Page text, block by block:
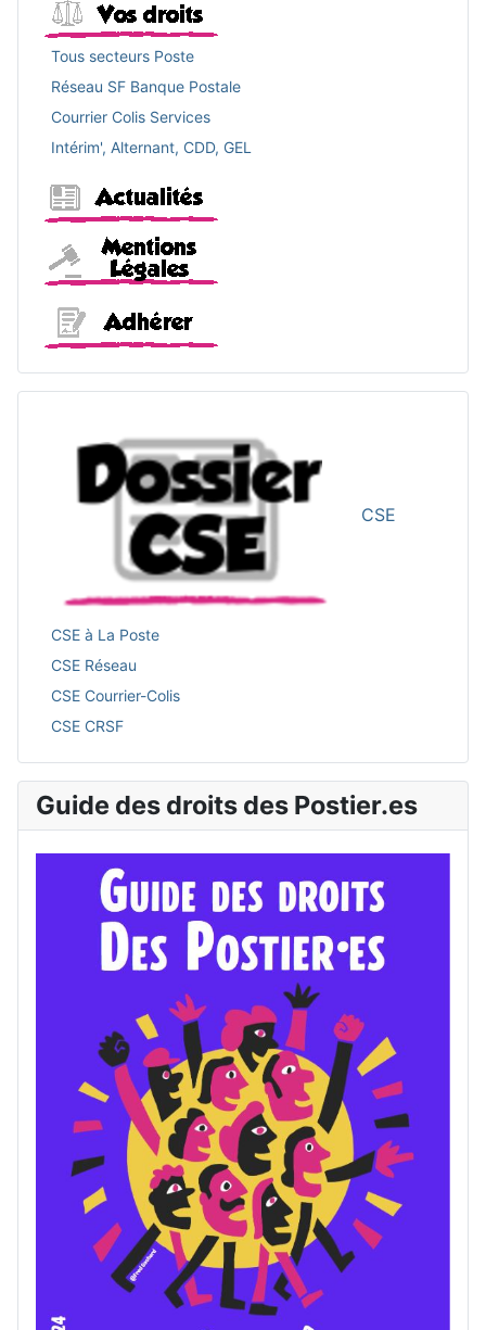
Tous secteurs Poste
Réseau SF Banque Postale
Courrier Colis Services
Intérim', Alternant, CDD, GEL
CSE
CSE à La Poste
CSE Réseau
CSE Courrier-Colis
CSE CRSF
Guide des droits des Postier.es